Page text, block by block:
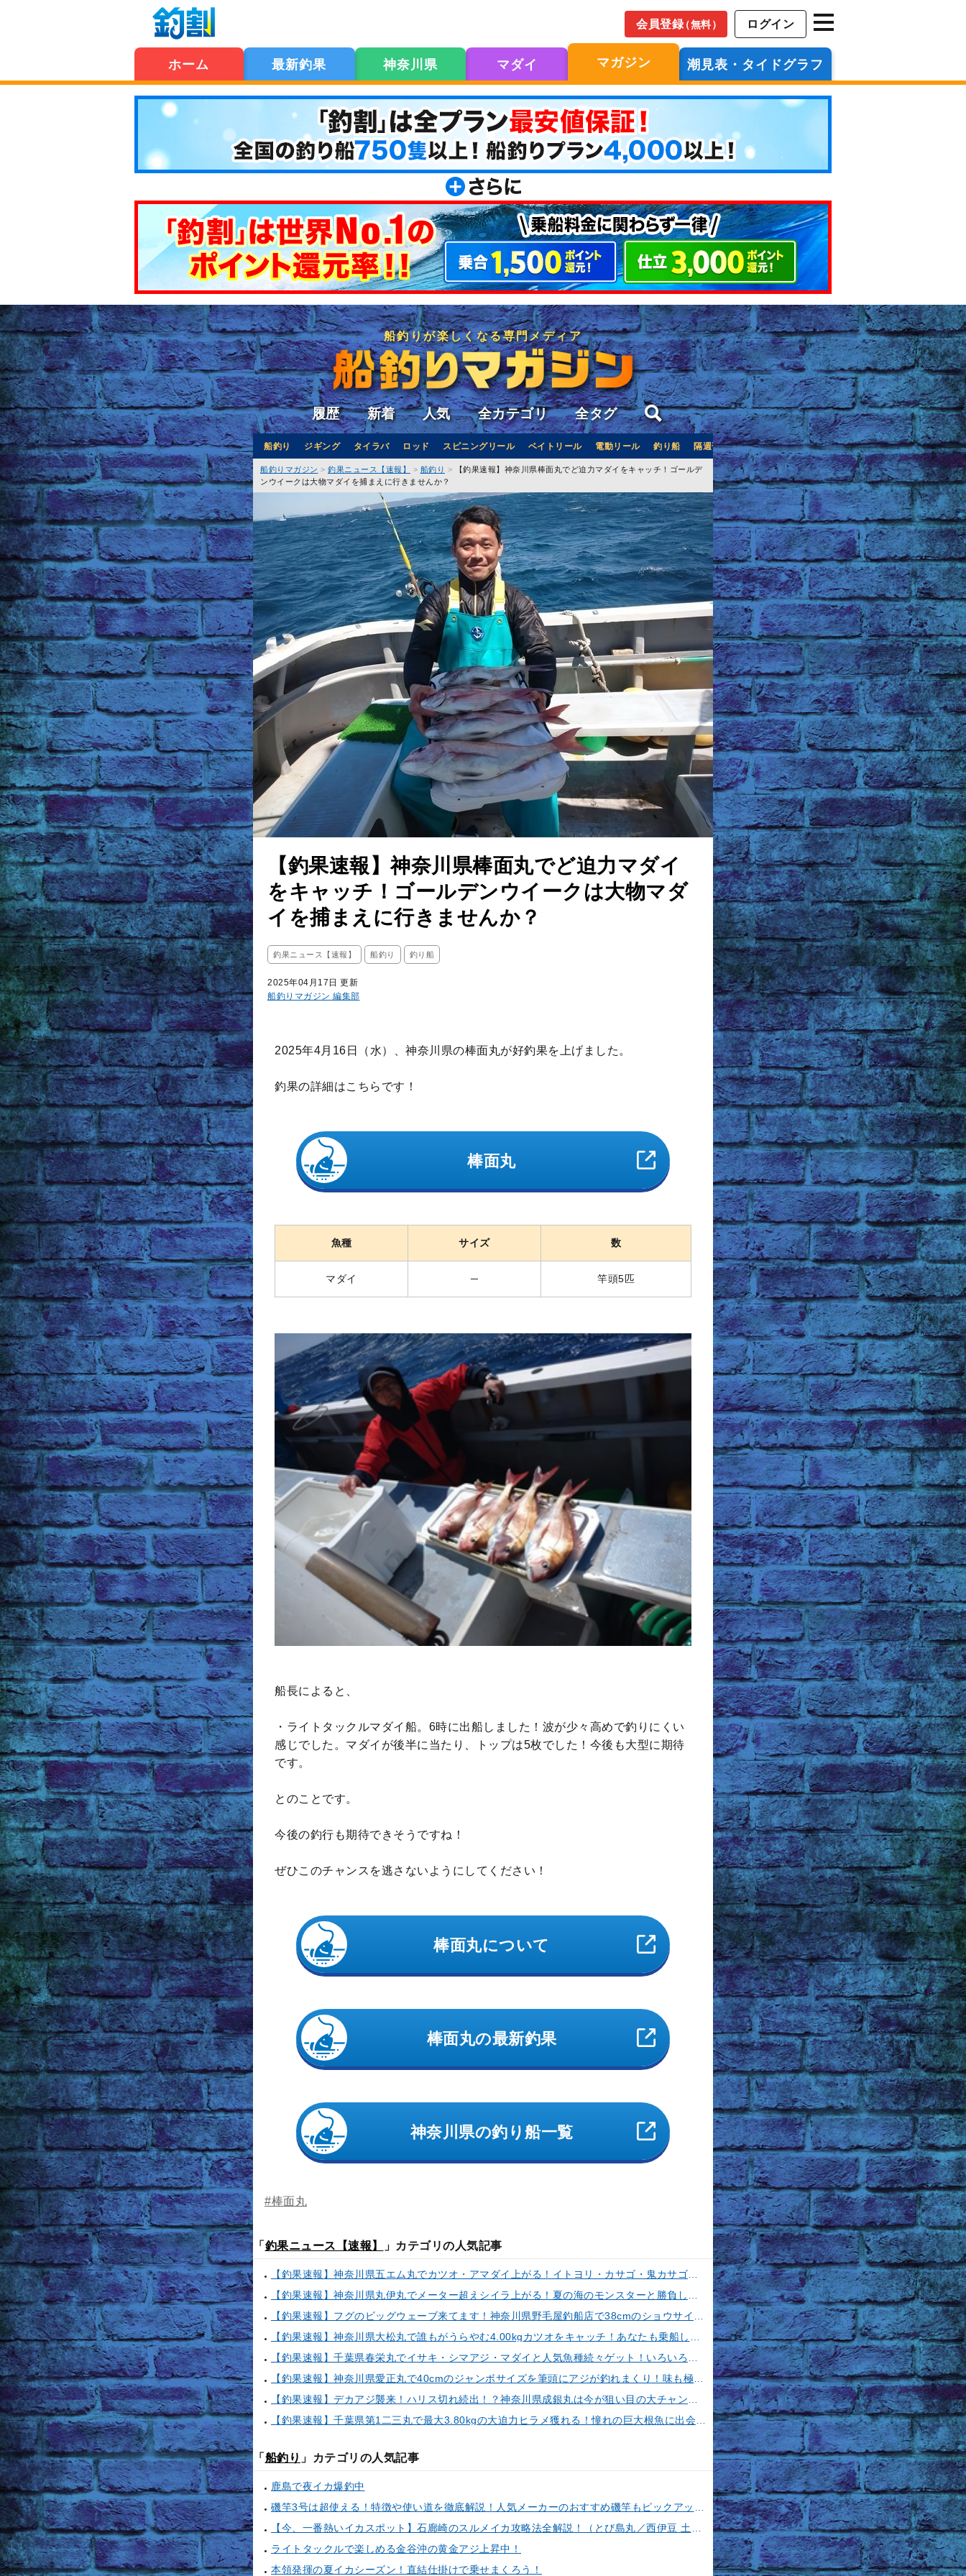
会員登録（無料） ログイン
ホーム 最新釣果 神奈川県 マダイ マガジン 潮見表・タイドグラフ
船釣りが楽しくなる専門メディア
履歴 新着 人気 全カテゴリ 全タグ
船釣り ジギング タイラバ ロッド スピニングリール ベイトリール 電動リール 釣り船 隔週刊つり情報 釣り船予約サイト「釣割」
船釣りマガジン 釣果ニュース【速報】 船釣り
【釣果速報】神奈川県棒面丸でど迫力マダイをキャッチ！ゴールデ
ンウイークは大物マダイを捕まえに行きませんか？
【釣果速報】神奈川県棒面丸でど迫力マダイ
をキャッチ！ゴールデンウイークは大物マダ
イを捕まえに行きませんか？
釣果ニュース【速報】 船釣り 釣り船
2025年04月17日 更新
船釣りマガジン 編集部
2025年4月16日（水）、神奈川県の棒面丸が好釣果を上げました。
釣果の詳細はこちらです！
棒面丸
魚種 サイズ 数
マダイ ─ 竿頭5匹
船長によると、
・ライトタックルマダイ船。6時に出船しました！波が少々高めで釣りにくい
感じでした。マダイが後半に当たり、トップは5枚でした！今後も大型に期待
です。
とのことです。
今後の釣行も期待できそうですね！
ぜひこのチャンスを逃さないようにしてください！
棒面丸について
棒面丸の最新釣果
神奈川県の釣り船一覧
#棒面丸
「 釣果ニュース【速報】 」カテゴリの人気記事
「 船釣り 」カテゴリの人気記事
鹿島で夜イカ爆釣中
ライトタックルで楽しめる金谷沖の黄金アジ上昇中！
本領発揮の夏イカシーズン！直結仕掛けで乗せまくろう！